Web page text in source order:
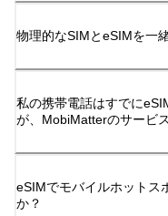
物理的なSIMとeSIMを一
私の携帯電話はすでに
が、MobiMatterのサービ
eSIMでモバイルホットス
か？